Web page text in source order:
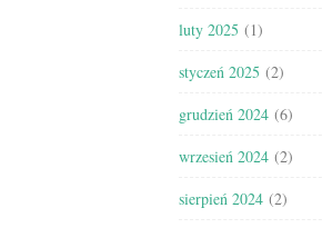
luty 2025 (1)
styczeń 2025 (2)
grudzień 2024 (6)
wrzesień 2024 (2)
sierpień 2024 (2)